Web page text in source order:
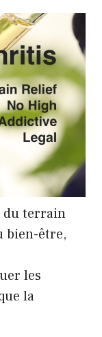
du terrain
bien-être,
les
la